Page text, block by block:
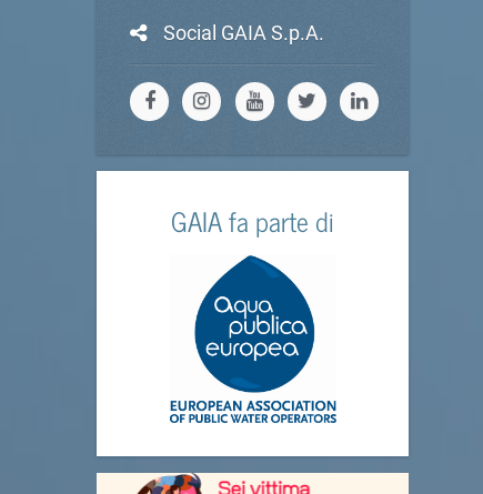
Social GAIA S.p.A.
GAIA fa parte di